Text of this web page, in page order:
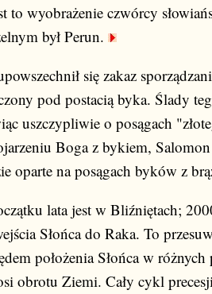
to wyobrażenie czwórcy
był Perun.
się zakaz
pod postacią byka. Ślady
uszczypliwie o posągach
Boga z bykiem,
oparte na posągach byków z
lata jest w Bliźniętach;
Słońca do Raka. To
położenia Słońca w
obrotu Ziemi. Cały cykl